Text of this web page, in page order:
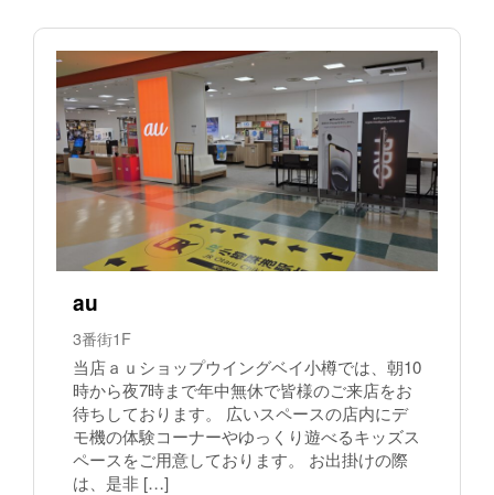
au
3番街1F
当店ａｕショップウイングベイ小樽では、朝10
時から夜7時まで年中無休で皆様のご来店をお
待ちしております。 広いスペースの店内にデ
モ機の体験コーナーやゆっくり遊べるキッズス
ペースをご用意しております。 お出掛けの際
は、是非 […]